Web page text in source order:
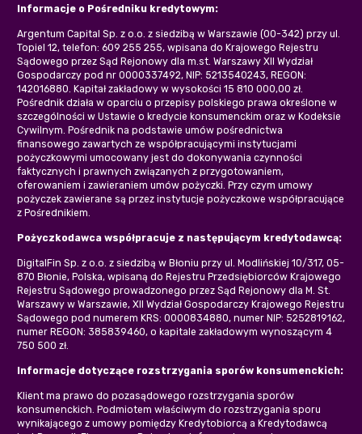
Informacje o Pośredniku kredytowym:
Argentum Capital Sp. z o.o. z siedzibą w Warszawie (00-342) przy ul.
Topiel 12, telefon: 609 255 255, wpisana do Krajowego Rejestru
Sądowego przez Sąd Rejonowy dla m.st. Warszawy XII Wydział
Gospodarczy pod nr 0000337492, NIP: 5213540243, REGON:
142016880. Kapitał zakładowy w wysokości 15 810 000,00 zł.
Pośrednik działa w oparciu o przepisy polskiego prawa określone w
szczególności w Ustawie o kredycie konsumenckim oraz w Kodeksie
Cywilnym. Pośrednik na podstawie umów pośrednictwa
finansowego zawartych ze współpracującymi instytucjami
pożyczkowymi umocowany jest do dokonywania czynności
faktycznych i prawnych związanych z przygotowaniem,
oferowaniem i zawieraniem umów pożyczki. Przy czym umowy
pożyczek zawierane są przez instytucje pożyczkowe współpracujące
z Pośrednikiem.
Pożyczkodawca współpracuje z następującym kredytodawcą:
DigitalFin Sp. z o.o. z siedzibą w Błoniu przy ul. Modlińskiej 10/317, 05-
870 Błonie, Polska, wpisaną do Rejestru Przedsiębiorców Krajowego
Rejestru Sądowego prowadzonego przez Sąd Rejonowy dla M. St.
Warszawy w Warszawie, XII Wydział Gospodarczy Krajowego Rejestru
Sądowego pod numerem KRS: 0000834880, numer NIP: 5252819162,
numer REGON: 385839460, o kapitale zakładowym wynoszącym 4
750 500 zł.
Informacje dotyczące rozstrzygania sporów konsumenckich:
Klient ma prawo do pozasądowego rozstrzygania sporów
konsumenckich. Podmiotem właściwym do rozstrzygania sporu
wynikającego z umowy pomiędzy Kredytobiorcą a Kredytodawcą